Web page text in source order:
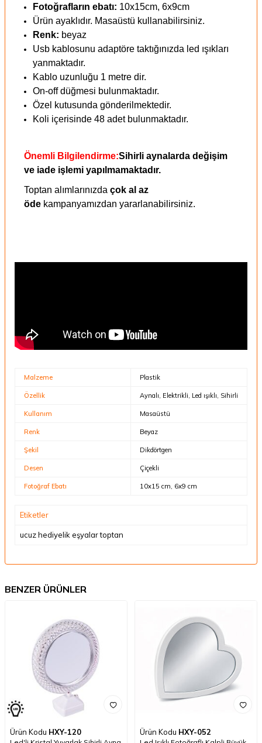
Fotoğrafların ebatı: 10x15cm, 6x9cm
Ürün ayaklıdır. Masaüstü kullanabilirsiniz.
Renk: beyaz
Usb kablosunu adaptöre taktığınızda led ışıkları
yanmaktadır.
Kablo uzunluğu 1 metre dir.
On-off düğmesi bulunmaktadır.
Özel kutusunda gönderilmektedir.
Koli içerisinde 48 adet bulunmaktadır.
Önemli Bilgilendirme:Sihirli aynalarda değişim
ve iade işlemi yapılmamaktadır.
Toptan alımlarınızda çok al az
öde kampanyamızdan yararlanabilirsiniz.
Malzeme Plastik
Özellik Aynalı, Elektrikli, Led ışıklı, Sihirli
Kullanım Masaüstü
Renk Beyaz
Şekil Dikdörtgen
Desen Çiçekli
Fotoğraf Ebatı 10x15 cm, 6x9 cm
Etiketler
ucuz hediyelik eşyalar toptan
BENZER ÜRÜNLER
Ürün Kodu HXY-120 Ürün Kodu HXY-052